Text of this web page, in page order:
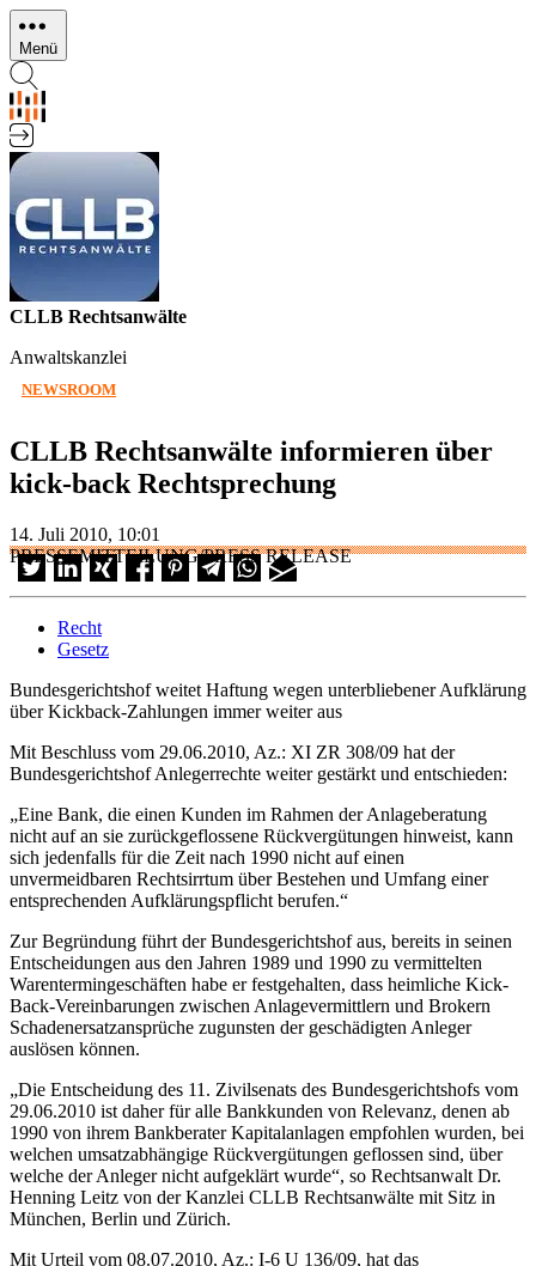
Direkt
zum
Inhalt
Menü
CLLB Rechtsanwälte
Anwaltskanzlei
NEWSROOM
CLLB Rechtsanwälte informieren über
kick-back Rechtsprechung
14. Juli 2010, 10:01
PRESSEMITTEILUNG/PRESS RELEASE
Recht
Gesetz
Bundesgerichtshof weitet Haftung wegen unterbliebener Aufklärung
über Kickback-Zahlungen immer weiter aus
Mit Beschluss vom 29.06.2010, Az.: XI ZR 308/09 hat der
Bundesgerichtshof Anlegerrechte weiter gestärkt und entschieden:
„Eine Bank, die einen Kunden im Rahmen der Anlageberatung
nicht auf an sie zurückgeflossene Rückvergütungen hinweist, kann
sich jedenfalls für die Zeit nach 1990 nicht auf einen
unvermeidbaren Rechtsirrtum über Bestehen und Umfang einer
entsprechenden Aufklärungspflicht berufen.“
Zur Begründung führt der Bundesgerichtshof aus, bereits in seinen
Entscheidungen aus den Jahren 1989 und 1990 zu vermittelten
Warentermingeschäften habe er festgehalten, dass heimliche Kick-
Back-Vereinbarungen zwischen Anlagevermittlern und Brokern
Schadenersatzansprüche zugunsten der geschädigten Anleger
auslösen können.
„Die Entscheidung des 11. Zivilsenats des Bundesgerichtshofs vom
29.06.2010 ist daher für alle Bankkunden von Relevanz, denen ab
1990 von ihrem Bankberater Kapitalanlagen empfohlen wurden, bei
welchen umsatzabhängige Rückvergütungen geflossen sind, über
welche der Anleger nicht aufgeklärt wurde“, so Rechtsanwalt Dr.
Henning Leitz von der Kanzlei CLLB Rechtsanwälte mit Sitz in
München, Berlin und Zürich.
Mit Urteil vom 08.07.2010, Az.: I-6 U 136/09, hat das